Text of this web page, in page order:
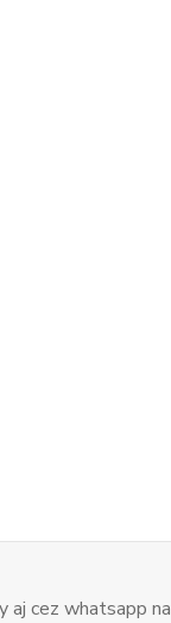
aj cez whatsapp na